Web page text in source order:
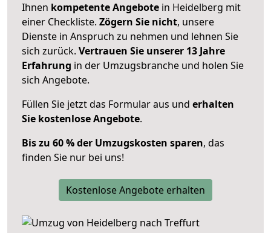
Ihnen kompetente Angebote in Heidelberg mit
einer Checkliste. Zögern Sie nicht, unsere
Dienste in Anspruch zu nehmen und lehnen Sie
sich zurück. Vertrauen Sie unserer 13 Jahre
Erfahrung in der Umzugsbranche und holen Sie
sich Angebote.
Füllen Sie jetzt das Formular aus und erhalten
Sie kostenlose Angebote.
Bis zu 60 % der Umzugskosten sparen, das
finden Sie nur bei uns!
Kostenlose Angebote erhalten